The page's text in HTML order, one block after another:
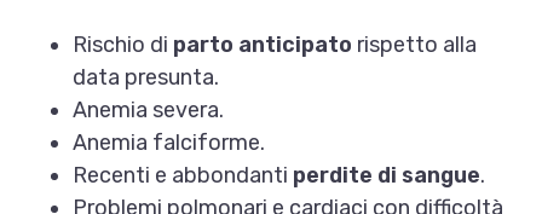
Rischio di parto anticipato rispetto alla
data presunta.
Anemia severa.
Anemia falciforme.
Recenti e abbondanti perdite di sangue.
Problemi polmonari e cardiaci con difficoltà